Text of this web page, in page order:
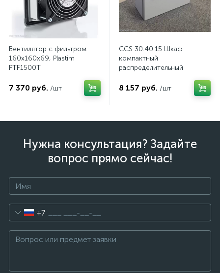
Вентилятор с фильтром
160x160x69, Plastim
PTF1500T
7 370 руб. /шт
CCS 30.40.15 Шкаф
компактный
распределительный
8 157 руб. /шт
Нужна консультация? Задайте
вопрос прямо сейчас!
+7